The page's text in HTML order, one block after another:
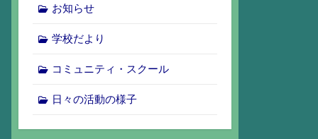
お知らせ
学校だより
コミュニティ・スクール
日々の活動の様子